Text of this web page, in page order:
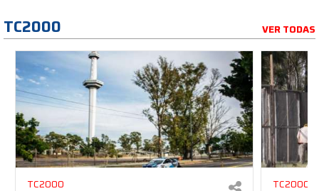
TC2000 VER TODAS
TC2000 TC2000